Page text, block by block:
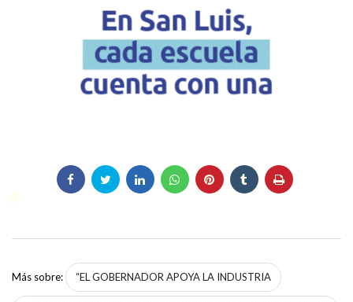
Más sobre: “EL GOBERNADOR APOYA LA INDUSTRIA